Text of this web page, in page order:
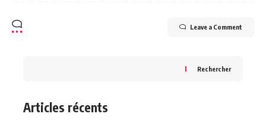
Leave a Comment
Rechercher
Articles récents